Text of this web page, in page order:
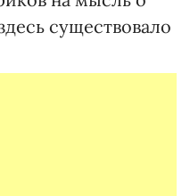
существовало